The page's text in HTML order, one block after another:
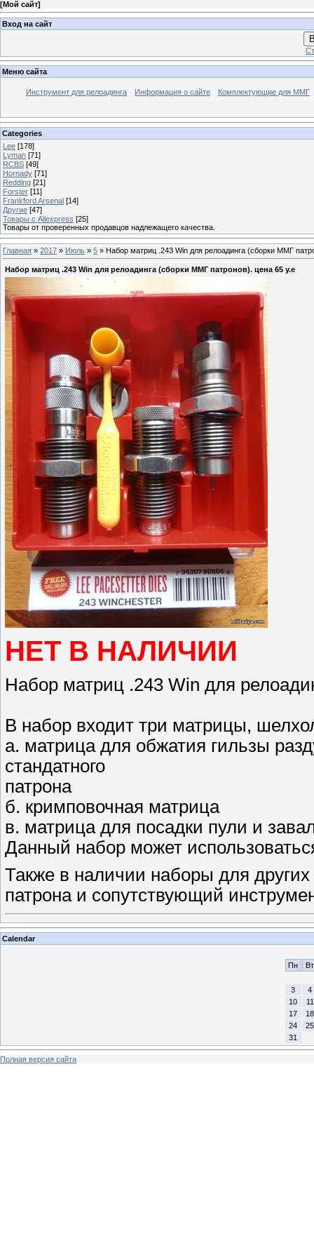
[Мой сайт]
Вход на сайт
Меню сайта
Инструмент для релоадинга Информация о сайте Комплектующие для ММГ
Categories
Lee [178]
Lyman [71]
RCBS [49]
Hornady [71]
Redding [21]
Forster [11]
Frankford Arsenal [14]
Другие [47]
Товары с Aliexpress [25]
Товары от проверенных продавцов надлежащего качества.
Главная » 2017 » Июль » 5 » Набор матриц .243 Win для релоадинга (сборки ММГ
Набор матриц .243 Win для релоадинга (сборки ММГ патронов). цена 65 у.е
НЕТ В НАЛИЧИИ
Набор матриц .243 Win для
В набор входит три матрицы,
а. матрица для обжатия гильзы
стандатного
патрона
б. кримповочная матрица
в. матрица для посадки пули и
Данный набор может
Также в наличии наборы для
патрона и сопутствующий
Calendar
Пн Вт
3
4
10
11
17
18
24
25
31
Полная версия сайта